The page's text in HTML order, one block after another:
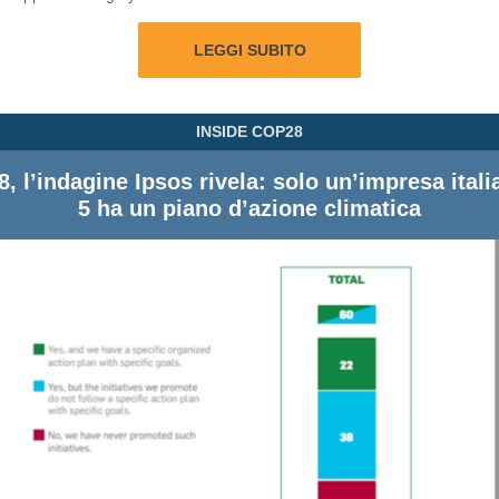
LEGGI SUBITO
INSIDE COP28
l’indagine Ipsos rivela: solo un’impresa
5 ha un piano d’azione climatica